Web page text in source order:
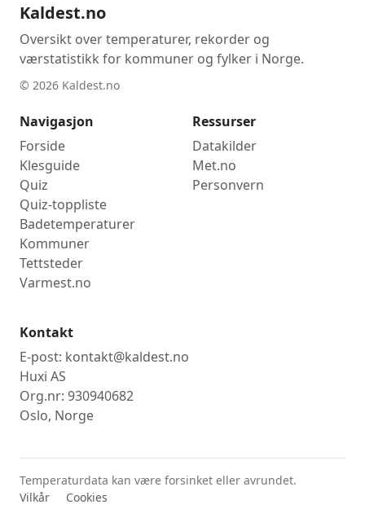
Kaldest.no
Oversikt over temperaturer, rekorder og
værstatistikk for kommuner og fylker i Norge.
© 2026 Kaldest.no
Navigasjon
Forside
Klesguide
Quiz
Quiz-toppliste
Badetemperaturer
Kommuner
Tettsteder
Varmest.no
Ressurser
Datakilder
Met.no
Personvern
Kontakt
E-post: kontakt@kaldest.no
Huxi AS
Org.nr: 930940682
Oslo, Norge
Temperaturdata kan være forsinket eller avrundet.
Vilkår
Cookies